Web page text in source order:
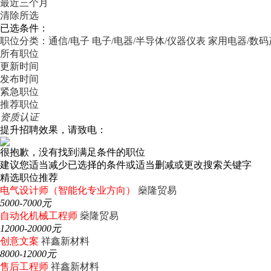
最近三个月
清除所选
已选条件：
职位分类：通信/电子 电子/电器/半导体/仪器仪表 家用电器/数
所有职位
更新时间
发布时间
紧急职位
推荐职位
资质认证
提升招聘效果，请致电：
很抱歉，没有找到满足条件的职位
建议您适当减少已选择的条件或适当删减或更改搜索关键字
精选职位推荐
电气设计师（智能化专业方向）
燊隆贸易
5000-7000元
自动化机械工程师 燊隆贸易
12000-20000元
创意文案 祥鑫新材料
8000-12000元
售后工程师 祥鑫新材料